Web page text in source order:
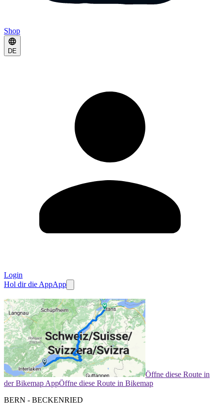
Shop
DE
Login
Hol dir die AppApp
Öffne diese Route in
der Bikemap AppÖffne diese Route in Bikemap
BERN - BECKENRIED